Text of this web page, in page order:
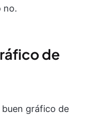
no.
de
buen gráfico de